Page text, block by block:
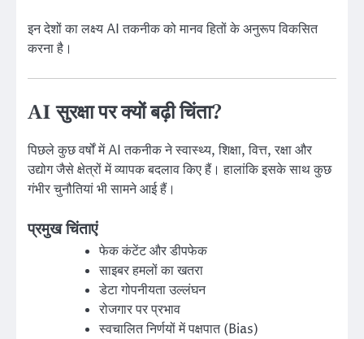
इन देशों का लक्ष्य AI तकनीक को मानव हितों के अनुरूप विकसित
करना है।
AI सुरक्षा पर क्यों बढ़ी चिंता?
पिछले कुछ वर्षों में AI तकनीक ने स्वास्थ्य, शिक्षा, वित्त, रक्षा और
उद्योग जैसे क्षेत्रों में व्यापक बदलाव किए हैं। हालांकि इसके साथ कुछ
गंभीर चुनौतियां भी सामने आई हैं।
प्रमुख चिंताएं
फेक कंटेंट और डीपफेक
साइबर हमलों का खतरा
डेटा गोपनीयता उल्लंघन
रोजगार पर प्रभाव
स्वचालित निर्णयों में पक्षपात (Bias)